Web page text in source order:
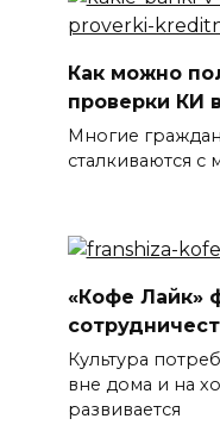
Как можно
проверки КИ
Многие
сталкиваются с
«Кофе Лайк»
Культура
вне дома и на
развивается